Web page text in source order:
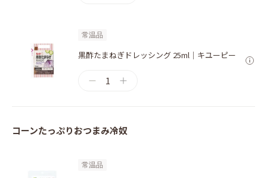
常温品
黒酢たまねぎドレッシング 25ml｜キユーピー
1
コーンたっぷりおつまみ冷奴
常温品